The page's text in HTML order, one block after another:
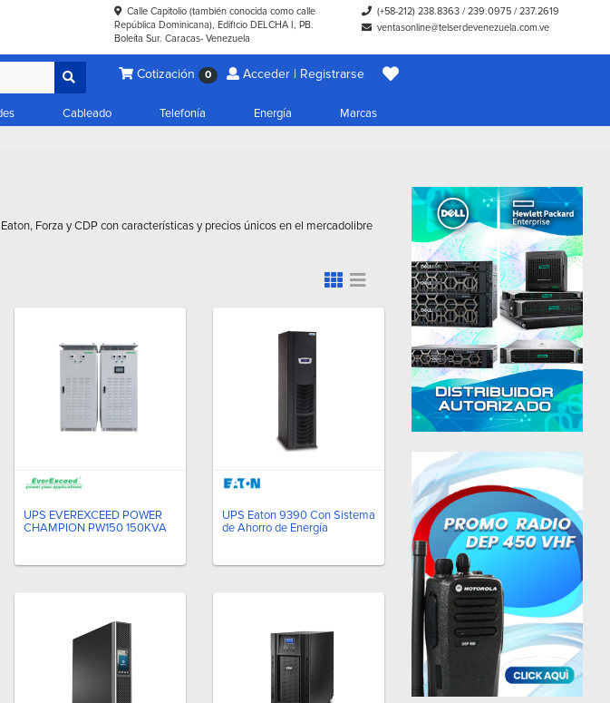
Calle Capitolio (también conocida como calle
República Dominicana), Edificio DELCHA I, PB.
Boleíta Sur. Caracas- Venezuela
(+58-212) 238.8363 /239.0975 /237.2619
ventasonline@telserdevenezuela.com.ve
Cotización 0 Acceder | Registrarse
Cableado Telefonía Energía Marcas
Forza y CDP con características y precios únicos en el mercadolibre
UPS EVEREXCEED POWER
CHAMPION PW150 150KVA
UPS Eaton 9390 Con Sistema
de Ahorro de Energía